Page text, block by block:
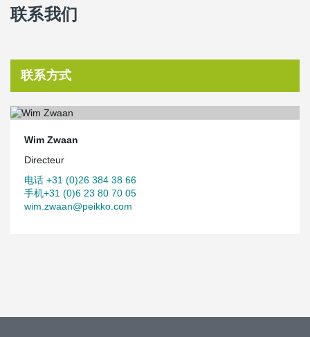
联系我们
联系方式
Wim Zwaan
Directeur
电话 +31 (0)26 384 38 66
手机+31 (0)6 23 80 70 05
wim.zwaan@peikko.com